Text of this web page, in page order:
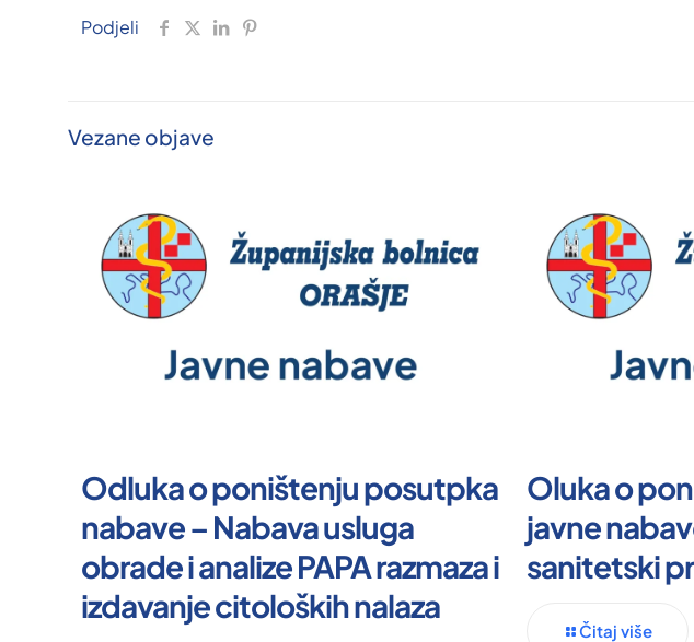
Podjeli
Vezane objave
Odluka o poništenju posutpka
nabave – Nabava usluga
obrade i analize PAPA razmaza i
izdavanje citoloških nalaza
Oluka o
javne
sanitetski
Čitaj više